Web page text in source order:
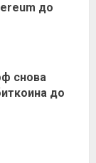
до
снова
до